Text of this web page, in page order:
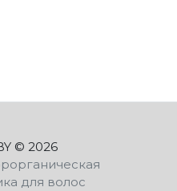
© 2026
для волос